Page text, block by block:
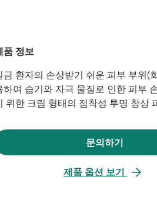
품 정보
금 환자의 손상받기 쉬운 피부 부위(
하여 습기와 자극 물질로 인한 피부
위한 크림 형태의 점착성 투명 창상
문의하기
새
에
제품 옵션 보기